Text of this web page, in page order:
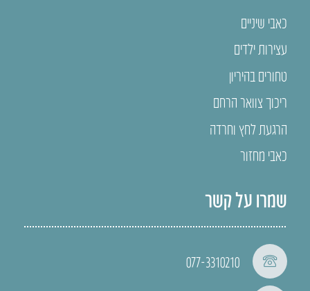
כאבי שיניים
עצירות ילדים
טחורים בהיריון
ריכוך צוואר הרחם
הרגעת לחץ וחרדה
כאבי מחזור
שמרו על קשר
077-3310210